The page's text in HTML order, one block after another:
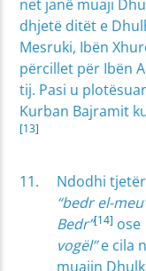
net janë muaji
dhjetë ditët e
Mesruki, Ibën
përcillet për Ibën
tij. Pasi u
Kurban Bajramit
[13]
Ndodhi
“bedr el-
Bedr”[14] ose
vogël”e cila
muajin